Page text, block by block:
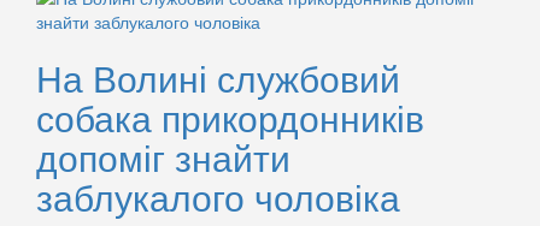
На Волині службовий
собака прикордонників
допоміг знайти
заблукалого чоловіка